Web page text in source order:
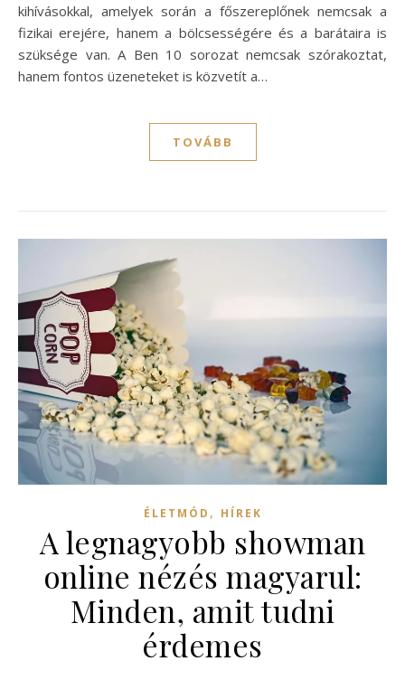
kihívásokkal, amelyek során a főszereplőnek nemcsak a
fizikai erejére, hanem a bölcsességére és a barátaira is
szüksége van. A Ben 10 sorozat nemcsak szórakoztat,
hanem fontos üzeneteket is közvetít a…
TOVÁBB
ÉLETMÓD , HÍREK
A legnagyobb showman
online nézés magyarul:
Minden, amit tudni
érdemes